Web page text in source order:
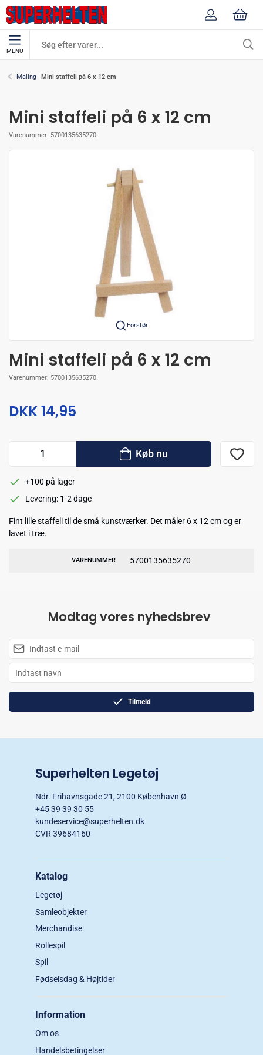
MENU
Maling Mini staffeli på 6 x 12 cm
Mini staffeli på 6 x 12 cm
Varenummer: 5700135635270
Forstør
Mini staffeli på 6 x 12 cm
Varenummer: 5700135635270
DKK 14,95
Køb nu
+100 på lager
Levering: 1-2 dage
Fint lille staffeli til de små kunstværker. Det måler 6 x 12 cm og er
lavet i træ.
VARENUMMER 5700135635270
Modtag vores nyhedsbrev
Tilmeld
Superhelten Legetøj
Ndr. Frihavnsgade 21, 2100 København Ø
+45 39 39 30 55
kundeservice@superhelten.dk
CVR 39684160
Katalog
Legetøj
Samleobjekter
Merchandise
Rollespil
Spil
Fødselsdag & Højtider
Information
Om os
Handelsbetingelser